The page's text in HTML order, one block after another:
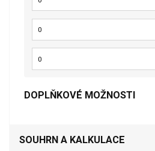
Délka
DOPLŇKOVÉ MOŽNOSTI
SOUHRN A KALKULACE